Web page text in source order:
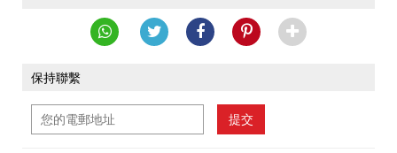
保持聯繫
提交